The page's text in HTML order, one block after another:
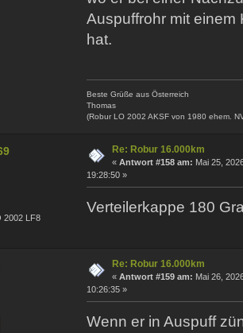
Auspuffrohr mit
hat.
Beste Grüße aus Österreich
Thomas
(Robur LO 2002 AKSF von 1980 ehem.
2002 LF8
Re: Robur 16.000km
« Antwort #158 am: Mai 25,
19:28:50 »
Verteilerkappe 180
Re: Robur 16.000km
« Antwort #159 am: Mai 26,
10:26:35 »
Wenn er in Auspuff